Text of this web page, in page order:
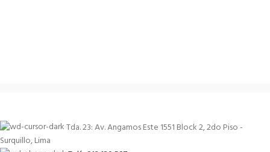
Tda. 23: Av. Angamos Este 1551 Block 2, 2do Piso -
Surquillo, Lima